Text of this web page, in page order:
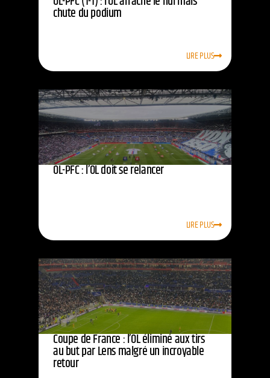
chute du podium
LIRE PLUS
OL-PFC : l’OL doit se relancer
LIRE PLUS
Coupe de France : l’OL éliminé aux tirs
au but par Lens malgré un incroyable
retour